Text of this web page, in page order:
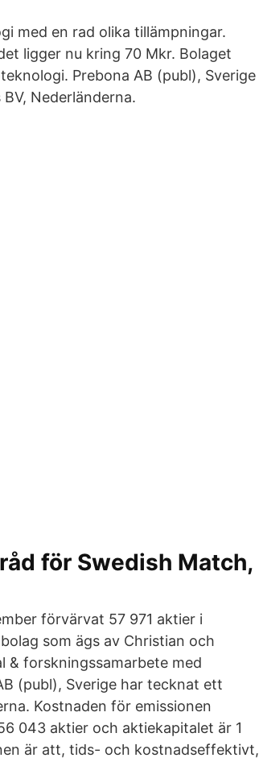
med en rad olika tillämpningar.
ligger nu kring 70 Mkr. Bolaget
Prebona AB (publ), Sverige
Nederländerna.
för Swedish Match,
förvärvat 57 971 aktier i
som ägs av Christian och
& forskningssamarbete med
(publ), Sverige har tecknat ett
Kostnaden för emissionen
043 aktier och aktiekapitalet är 1
är att, tids- och kostnadseffektivt,